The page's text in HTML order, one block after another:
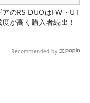
アのRS DUOはFW・UT
度が高く購入者続出！
Recommended by